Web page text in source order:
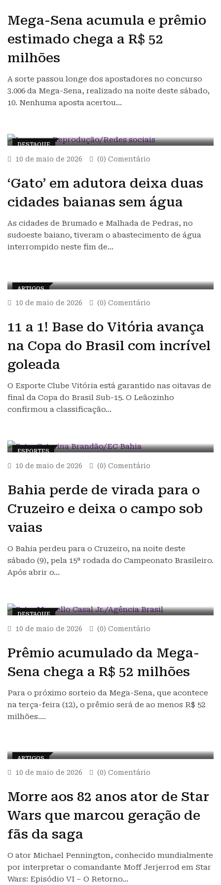
Mega-Sena acumula e prêmio
estimado chega a R$ 52
milhões
A sorte passou longe dos apostadores no concurso
3.006 da Mega-Sena, realizado na noite deste sábado,
10. Nenhuma aposta acertou…
DESTAQUE
10 de maio de 2026 (0) Comentário
‘Gato’ em adutora deixa duas
cidades baianas sem água
As cidades de Brumado e Malhada de Pedras, no
sudoeste baiano, tiveram o abastecimento de água
interrompido neste fim de…
ARTIGOS
10 de maio de 2026 (0) Comentário
11 a 1! Base do Vitória avança
na Copa do Brasil com incrível
goleada
O Esporte Clube Vitória está garantido nas oitavas de
final da Copa do Brasil Sub-15. O Leãozinho
confirmou a classificação…
ESPORTES
10 de maio de 2026 (0) Comentário
Bahia perde de virada para o
Cruzeiro e deixa o campo sob
vaias
O Bahia perdeu para o Cruzeiro, na noite deste
sábado (9), pela 15ª rodada do Campeonato Brasileiro.
Após abrir o…
DESTAQUE
10 de maio de 2026 (0) Comentário
Prêmio acumulado da Mega-
Sena chega a R$ 52 milhões
Para o próximo sorteio da Mega-Sena, que acontece
na terça-feira (12), o prêmio será de ao menos R$ 52
milhões.…
ARTIGOS
10 de maio de 2026 (0) Comentário
Morre aos 82 anos ator de Star
Wars que marcou geração de
fãs da saga
O ator Michael Pennington, conhecido mundialmente
por interpretar o comandante Moff Jerjerrod em Star
Wars: Episódio VI – O Retorno…